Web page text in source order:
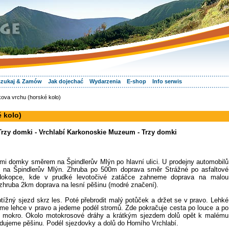
& Zamów Jak dojechać Wydarzenia E-shop Info serwis
vrchu (horské kolo)
kolo)
domki - Vrchlabí Karkonoskie Muzeum - Trzy domki
domky směrem na Špindlerův Mlýn po hlavní ulici. U prodejny automobilů
Špindlerův Mlýn. Zhruba po 500m doprava směr Strážné po asfaltové
kde v prudké levotočivé zatáčce zahneme doprava na malou
2km doprava na lesní pěšinu (modré značení).
sjezd skrz les. Poté přebrodit malý potůček a držet se v pravo. Lehké
lehce v pravo a jedeme podél stromů. Zde pokračuje cesta po louce a po
Okolo motokrosové dráhy a krátkým sjezdem dolů opět k malému
pěšinu. Podél sjezdovky a dolů do Horního Vrchlabí.